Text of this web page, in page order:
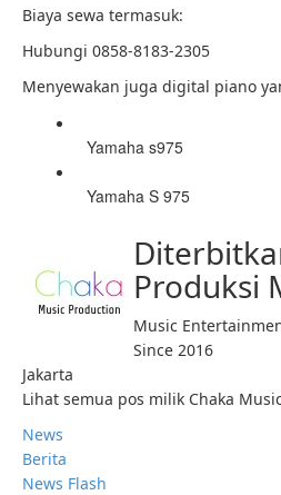
Biaya sewa termasuk:
Hubungi 0858-8183-2305
Menyewakan juga digital piano
Yamaha s975
Yamaha S 975
Produksi
Music
Since 2016
Jakarta
Lihat semua pos milik Chaka
News
Berita
News Flash